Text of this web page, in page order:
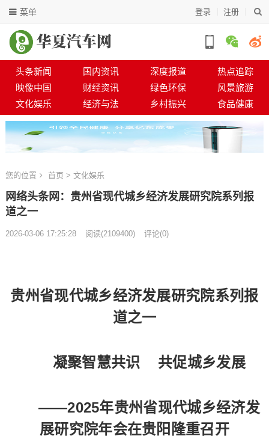
登录 注册
菜单
头条新闻 国内资讯 深度报道
热点追踪
映像中国
财经资讯 绿色环保
风景旅游
文化娱乐
经济与法 乡村振兴 食品健康
您的位置 首页 > 文化娱乐
网络头条网：贵州省现代城乡经济发展研究院系列报
道之一
2026-03-06 17:25:28 阅读(2109400) 评论(0)
贵州省现代城乡经济发展研究院系列报
道之一
凝聚智慧共识 共促城乡发展
——2025年贵州省现代城乡经济发
展研究院年会在贵阳隆重召开